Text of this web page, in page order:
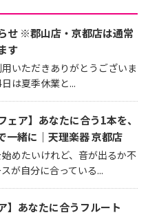
せ ※郡山店・京都店は通常
す
いただきありがとうございま
は夏季休業と...
ェア】あなたに合う1本を、
一緒に｜天理楽器 京都店
始めたいけれど、音が出るか不
が自分に合っている...
】あなたに合うフルート